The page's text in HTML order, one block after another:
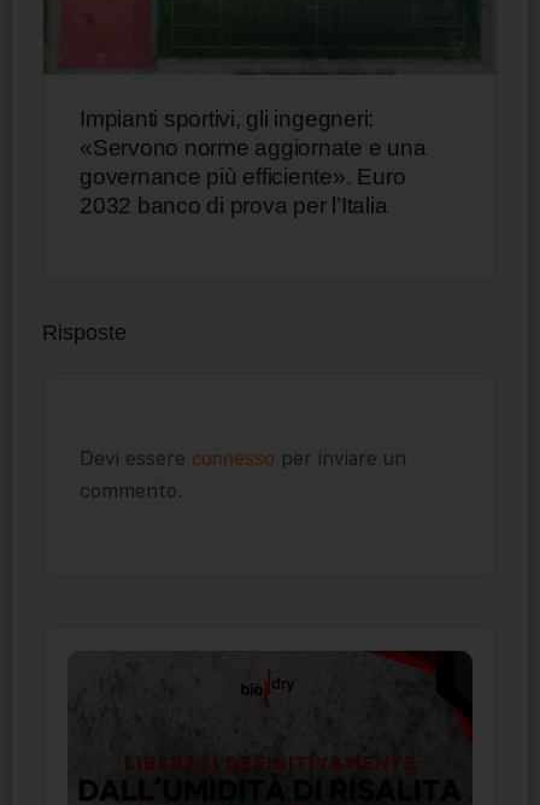
Impianti sportivi, gli ingegneri:
«Servono norme aggiornate e una
governance più efficiente». Euro
2032 banco di prova per l’Italia
Risposte
Devi essere connesso per inviare un
commento.